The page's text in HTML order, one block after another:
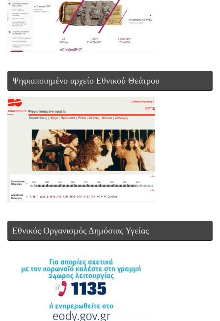
Ψηφιοποιημένο αρχείο Εθνικού Θεάτρου
Εθνικός Οργανισμός Δημόσιας Υγείας